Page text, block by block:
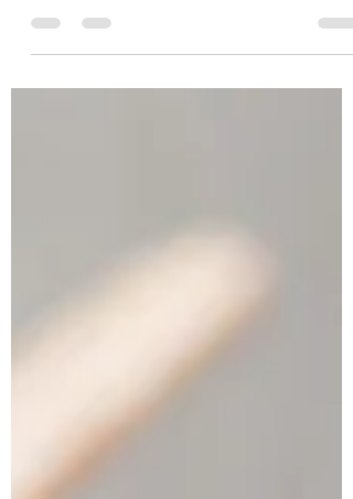
treningsmål eller har bestemt deg for å
redusere litt på kalorier...